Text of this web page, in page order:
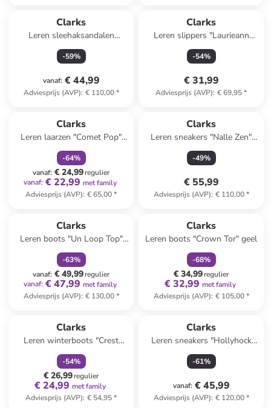
Clarks
Leren sleehaksandalen
"Sabina Strap" zwart
-59%
vanaf: € 44,99
Adviesprijs (AVP): € 110,00*
Clarks
Leren slippers "Laurieann
Cove" wit
-54%
€ 31,99
Adviesprijs (AVP): € 69,95*
Clarks
Leren laarzen "Comet Pop"
lichtbruin
-64%
vanaf: € 24,99regulier
vanaf: € 22,99 met family
Adviesprijs (AVP): € 65,00*
Clarks
Leren sneakers "Nalle Zen"
beige
-49%
€ 55,99
Adviesprijs (AVP): € 110,00*
Clarks
Leren boots "Un Loop Top"
zwart
-63%
vanaf: € 49,99regulier
vanaf: € 47,99 met family
Adviesprijs (AVP): € 130,00*
Clarks
Leren boots "Crown Tor" geel
-68%
€ 34,99regulier
€ 32,99 met family
Adviesprijs (AVP): € 105,00*
Clarks
Leren winterboots "Crest
Alpine" zwart
-54%
€ 26,99regulier
€ 24,99 met family
Adviesprijs (AVP): € 54,95*
Clarks
Leren sneakers "Hollyhock
Walk" zilverkleurig
-61%
vanaf: € 45,99
Adviesprijs (AVP): € 120,00*